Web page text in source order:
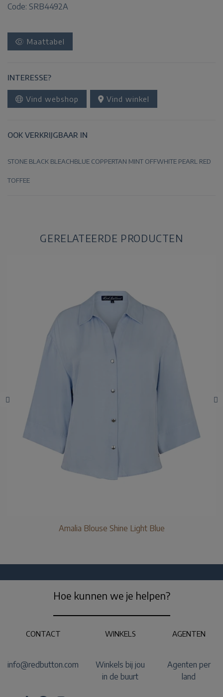
Code: SRB4492A
Maattabel
INTERESSE?
Vind webshop Vind winkel
OOK VERKRIJGBAAR IN
STONE BLACK BLEACHBLUE COPPERTAN MINT OFFWHITE PEARL RED
TOFFEE
GERELATEERDE PRODUCTEN
Amalia Blouse Shine Light Blue
Hoe kunnen we je helpen?
CONTACT
info@redbutton.com
WINKELS
Winkels bij jou
in de buurt
AGENTEN
Agenten per
land